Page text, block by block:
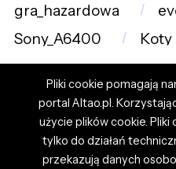
gra_hazardowa
Sony_A6400
Koty
Pliki cookie pomagają
portal Altao.pl.
użycie plików cookie.
tylko do działań
przekazują danych